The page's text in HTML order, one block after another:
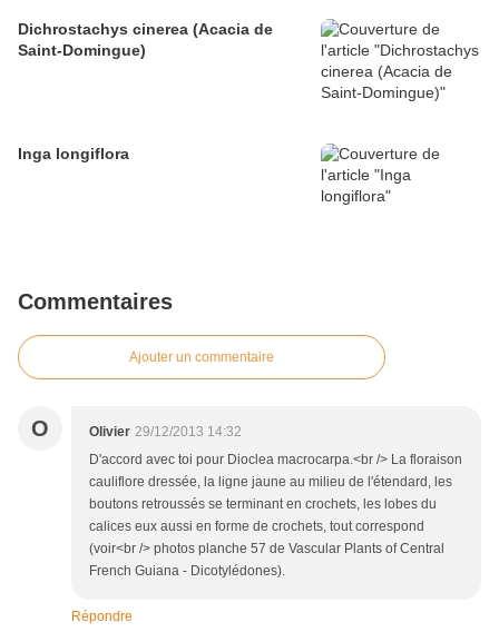
Dichrostachys cinerea (Acacia de
Saint-Domingue)
Inga longiflora
Commentaires
Ajouter un commentaire
O Olivier 29/12/2013 14:32
D'accord avec toi pour Dioclea macrocarpa.<br /> La floraison
cauliflore dressée, la ligne jaune au milieu de l'étendard, les
boutons retroussés se terminant en crochets, les lobes du
calices eux aussi en forme de crochets, tout correspond
(voir<br /> photos planche 57 de Vascular Plants of Central
French Guiana - Dicotylédones).
Répondre